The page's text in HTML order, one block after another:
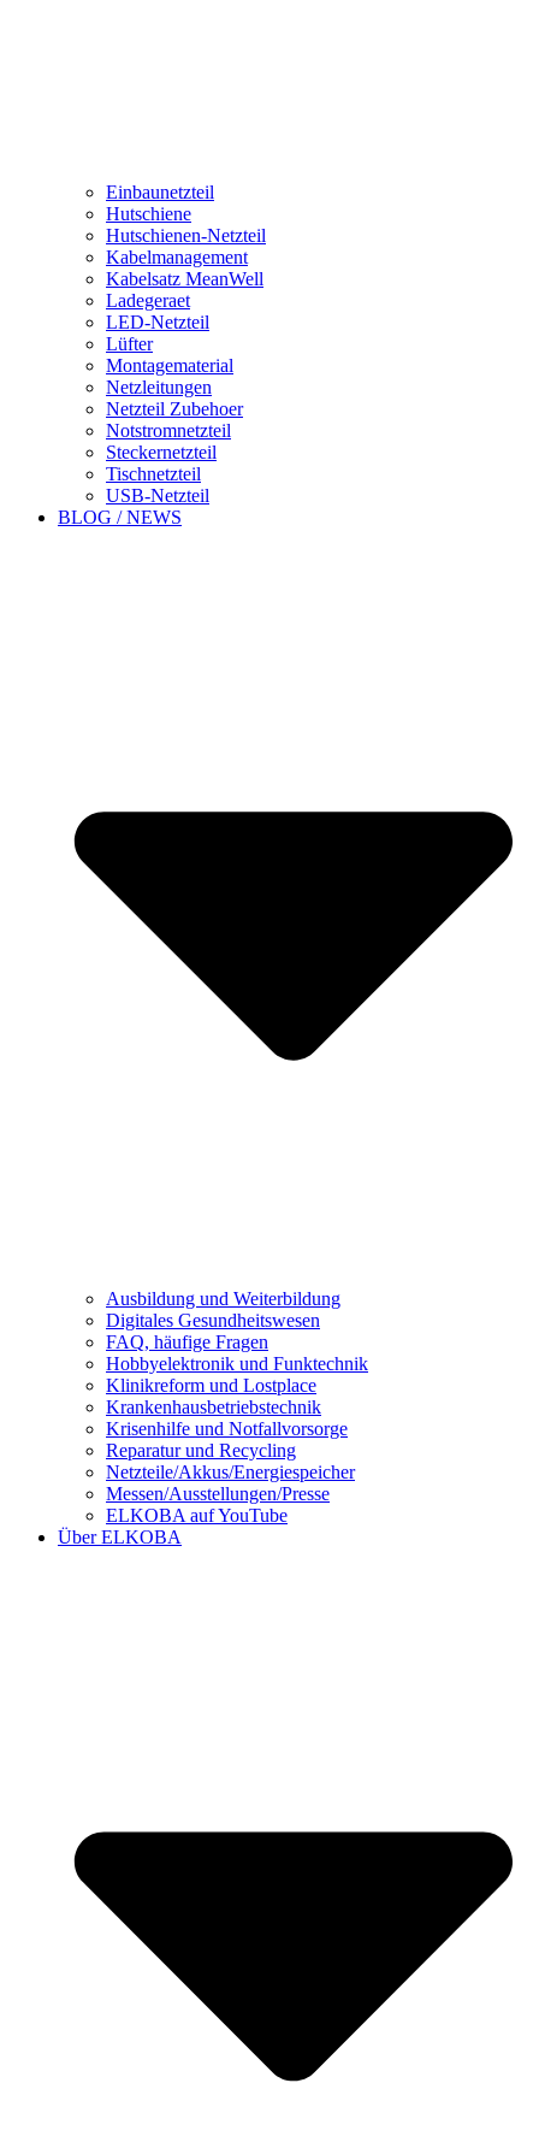
Einbaunetzteil
Hutschiene
Hutschienen-Netzteil
Kabelmanagement
Kabelsatz MeanWell
Ladegeraet
LED-Netzteil
Lüfter
Montagematerial
Netzleitungen
Netzteil Zubehoer
Notstromnetzteil
Steckernetzteil
Tischnetzteil
USB-Netzteil
BLOG / NEWS
Ausbildung und Weiterbildung
Digitales Gesundheitswesen
FAQ, häufige Fragen
Hobbyelektronik und Funktechnik
Klinikreform und Lostplace
Krankenhausbetriebstechnik
Krisenhilfe und Notfallvorsorge
Reparatur und Recycling
Netzteile/Akkus/Energiespeicher
Messen/Ausstellungen/Presse
ELKOBA auf YouTube
Über ELKOBA